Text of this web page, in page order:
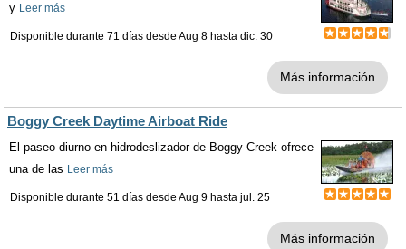
y Leer más
Disponible durante 71 días desde Aug 8 hasta dic. 30
Más información
Boggy Creek Daytime Airboat Ride
El paseo diurno en hidrodeslizador de Boggy Creek ofrece
una de las Leer más
Disponible durante 51 días desde Aug 9 hasta jul. 25
Más información